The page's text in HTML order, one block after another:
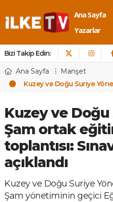
Ana Sayfa
Yazarlar
Bizi Takip Edin:
Ana Sayfa
Manşet
Kuzey ve Doğu Suriye
Kuzey ve
Şam ortak
toplantısı:
açıklandı
Kuzey ve Doğu Suriye
Şam yönetiminin geçici